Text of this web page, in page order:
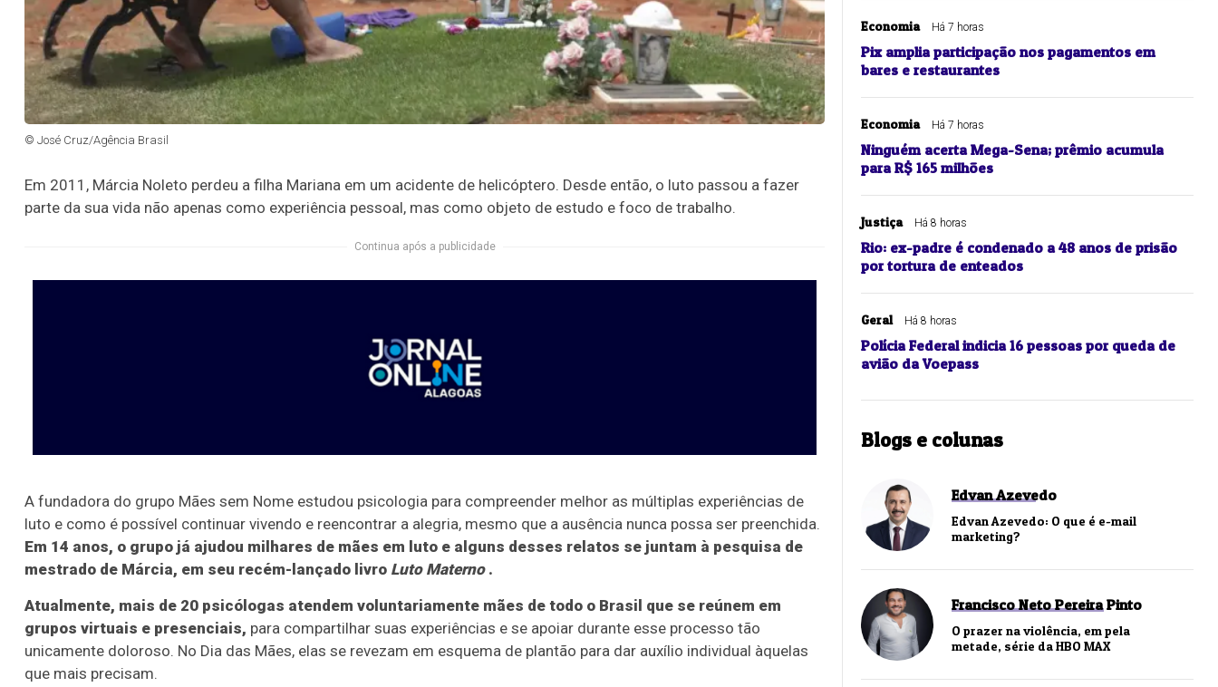
© José Cruz/Agência Brasil
Em 2011, Márcia Noleto perdeu a filha Mariana em um acidente de helicóptero. Desde então, o luto passou a fazer
parte da sua vida não apenas como experiência pessoal, mas como objeto de estudo e foco de trabalho.
Continua após a publicidade
A fundadora do grupo Mães sem Nome estudou psicologia para compreender melhor as múltiplas experiências de
luto e como é possível continuar vivendo e reencontrar a alegria, mesmo que a ausência nunca possa ser preenchida.
Em 14 anos, o grupo já ajudou milhares de mães em luto e alguns desses relatos se juntam à pesquisa de
mestrado de Márcia, em seu recém-lançado livro Luto Materno.
Atualmente, mais de 20 psicólogas atendem voluntariamente mães de todo o Brasil que se reúnem em
grupos virtuais e presenciais, para compartilhar suas experiências e se apoiar durante esse processo tão
unicamente doloroso. No Dia das Mães, elas se revezam em esquema de plantão para dar auxílio individual àquelas
que mais precisam.
Economia Há 7 horas
Pix amplia participação nos pagamentos em
bares e restaurantes
Economia Há 7 horas
Ninguém acerta Mega-Sena; prêmio acumula
para R$ 165 milhões
Justiça Há 8 horas
Rio: ex-padre é condenado a 48 anos de prisão
por tortura de enteados
Geral Há 8 horas
Polícia Federal indicia 16 pessoas por queda de
avião da Voepass
Blogs e colunas
Edvan Azevedo
Edvan Azevedo: O que é e-mail
marketing?
Francisco Neto Pereira Pinto
O prazer na violência, em pela
metade, série da HBO MAX